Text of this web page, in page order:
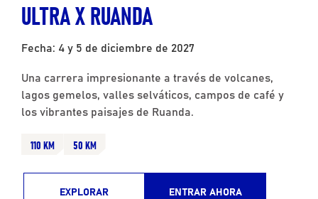
ULTRA X RUANDA
Fecha: 4 y 5 de diciembre de 2027
Una carrera impresionante a través de volcanes,
lagos gemelos, valles selváticos, campos de café y
los vibrantes paisajes de Ruanda.
110 KM
50 KM
EXPLORAR ENTRAR AHORA